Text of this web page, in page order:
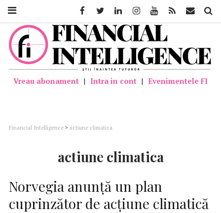
Vreau abonament | Intra in cont | Evenimentele FI
Financial Intelligence > actiune climatica
actiune climatica
Norvegia anunță un plan
cuprinzător de acțiune climatică
FacebookTwitter LinkedinInstagramYoutube Feed Mail